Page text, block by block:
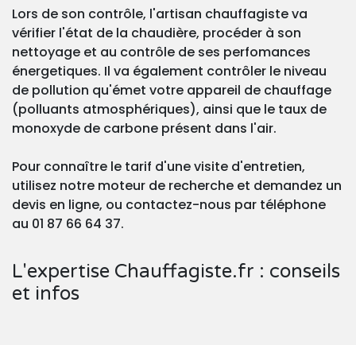
Lors de son contrôle, l'artisan chauffagiste va
vérifier l'état de la chaudière, procéder à son
nettoyage et au contrôle de ses perfomances
énergetiques. Il va également contrôler le niveau
de pollution qu'émet votre appareil de chauffage
(polluants atmosphériques), ainsi que le taux de
monoxyde de carbone présent dans l'air.
Pour connaître le tarif d'une visite d'entretien,
utilisez notre moteur de recherche et demandez un
devis en ligne, ou contactez-nous par téléphone
au 01 87 66 64 37.
L'expertise Chauffagiste.fr : conseils
et infos